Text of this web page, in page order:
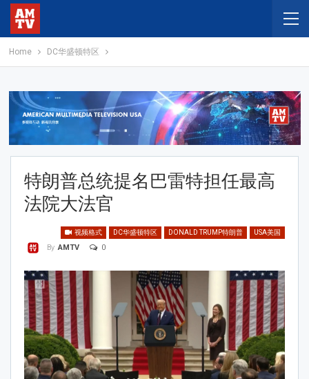
Home DC华盛顿特区
特朗普总统提名巴雷特担任最高
法院大法官
视频格式 DC华盛顿特区 DONALD TRUMP特朗普 USA美国
By AMTV 0